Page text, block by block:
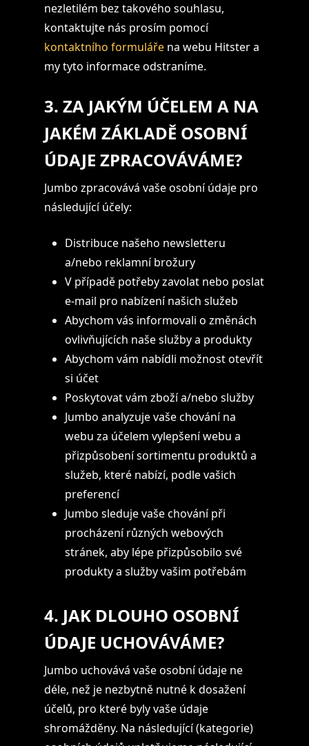
nezletilém bez takového souhlasu,
kontaktujte nás prosím pomocí
kontaktního formuláře na webu Hitster a
my tyto informace odstraníme.
3. ZA JAKÝM ÚČELEM A NA
JAKÉM ZÁKLADĚ OSOBNÍ
ÚDAJE ZPRACOVÁVÁME?
Jumbo zpracovává vaše osobní údaje pro
následující účely:
Distribuce našeho newsletteru
a/nebo reklamní brožury
V případě potřeby zavolat nebo poslat
e-mail pro nabízení našich služeb
Abychom vás informovali o změnách
ovlivňujících naše služby a produkty
Abychom vám nabídli možnost otevřít
si účet
Poskytovat vám zboží a/nebo služby
Jumbo analyzuje vaše chování na
webu za účelem vylepšení webu a
přizpůsobení sortimentu produktů a
služeb, které nabízí, podle vašich
preferencí
Jumbo sleduje vaše chování při
procházení různých webových
stránek, aby lépe přizpůsobilo své
produkty a služby vašim potřebám
4. JAK DLOUHO OSOBNÍ
ÚDAJE UCHOVÁVÁME?
Jumbo uchovává vaše osobní údaje ne
déle, než je nezbytně nutné k dosažení
účelů, pro které byly vaše údaje
shromážděny. Na následující (kategorie)